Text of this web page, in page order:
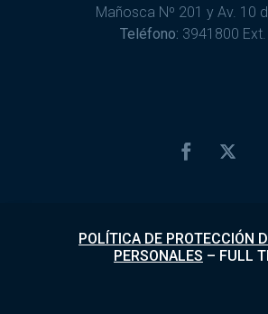
Mañosca Nº 201 y Av. 10
Teléfono: 3941800
POLÍTICA DE PROTECCIÓN
PERSONALES – FULL